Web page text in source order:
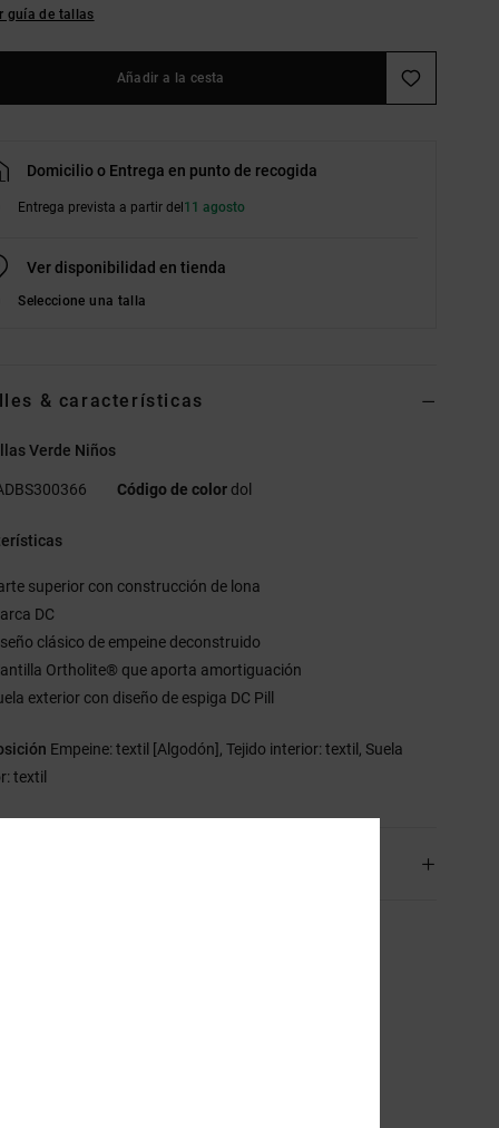
guía de tallas
Añadir a la cesta
Domicilio o Entrega en punto de recogida
Entrega prevista a partir del11 agosto
Ver disponibilidad en tienda
Seleccione una talla
& características
Verde Niños
Código de color dol
superior con construcción de lona
DC
clásico de empeine deconstruido
Ortholite® que aporta amortiguación
exterior con diseño de espiga DC Pill
Empeine: textil [Algodón], Tejido interior: textil, Suela
textil